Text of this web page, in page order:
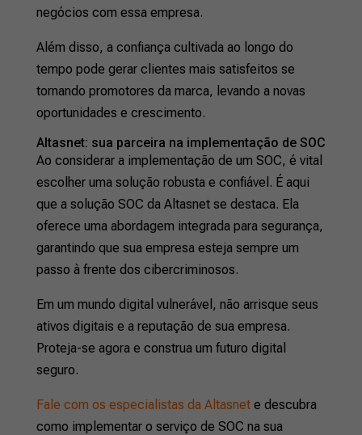
negócios com essa empresa.
Além disso, a confiança cultivada ao longo do
tempo pode gerar clientes mais satisfeitos se
tornando promotores da marca, levando a novas
oportunidades e crescimento.
Altasnet: sua parceira na implementação de SOC
Ao considerar a implementação de um SOC, é vital
escolher uma solução robusta e confiável. É aqui
que a solução SOC da Altasnet se destaca. Ela
oferece uma abordagem integrada para segurança,
garantindo que sua empresa esteja sempre um
passo à frente dos cibercriminosos.
Em um mundo digital vulnerável, não arrisque seus
ativos digitais e a reputação de sua empresa.
Proteja-se agora e construa um futuro digital
seguro.
Fale com os especialistas da Altasnet e descubra
como implementar o serviço de SOC na sua